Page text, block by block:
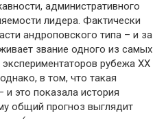
административного
лидера. Фактически
андроповского типа – и за
звание одного из самых
экспериментаторов рубежа ХХ
в том, что такая
это показала история
общий прогноз выглядит